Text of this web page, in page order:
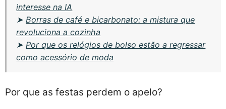
interesse na IA
➤ Borras de café e bicarbonato: a mistura que
revoluciona a cozinha
➤ Por que os relógios de bolso estão a regressar
como acessório de moda
Por que as festas perdem o apelo?